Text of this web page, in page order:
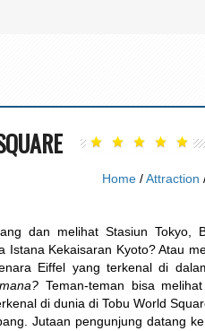
Home/ Attraction
dan melihat Stasiun Tokyo,
Istana Kekaisaran Kyoto? Atau
Eiffel yang terkenal di
Teman-teman bisa
di dunia di Tobu World
Jutaan pengunjung datang